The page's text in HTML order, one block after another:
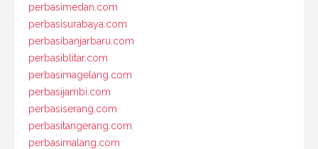
perbasimedan.com
perbasisurabaya.com
perbasibanjarbaru.com
perbasiblitar.com
perbasimagelang.com
perbasijambi.com
perbasiserang.com
perbasitangerang.com
perbasimalang.com